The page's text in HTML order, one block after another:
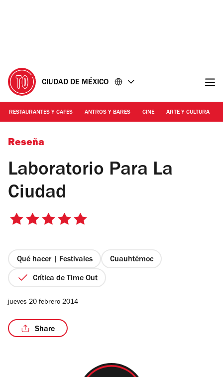
CIUDAD DE MÉXICO
RESTAURANTES Y CAFES ANTROS Y BARES CINE ARTE Y CULTURA
Foto: Cortesía de Laboratorio Para La Ciudad
Reseña
Laboratorio Para La
Ciudad
5
estrellas
Qué hacer | Festivales Cuauhtémoc
Crítica de Time Out
jueves 20 febrero 2014
Share